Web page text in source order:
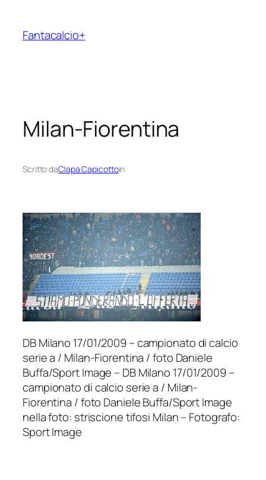
contenuto
Fantacalcio+
Milan-Fiorentina
Scritto daClapa Capicottoin
DB Milano 17/01/2009 – campionato di calcio
serie a / Milan-Fiorentina / foto Daniele
Buffa/Sport Image – DB Milano 17/01/2009 –
campionato di calcio serie a / Milan-
Fiorentina / foto Daniele Buffa/Sport Image
nella foto: striscione tifosi Milan – Fotografo:
Sport Image